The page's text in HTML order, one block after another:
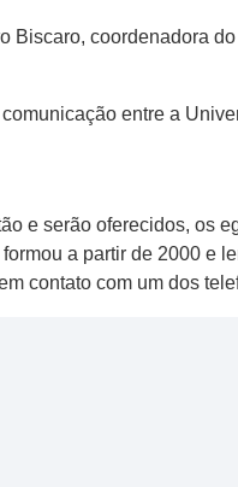
Biscaro, coordenadora
entre a
e serão oferecidos, os
a partir de 2000 e
contato com um dos